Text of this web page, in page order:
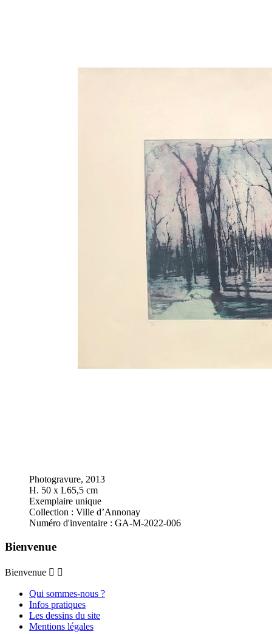
Photogravure, 2013
H. 50 x L65,5 cm
Exemplaire unique
Collection : Ville d’Annonay
Numéro d'inventaire : GA-M-2022-006
Bienvenue
Bienvenue  
Qui sommes-nous ?
Infos pratiques
Les dessins du site
Mentions légales